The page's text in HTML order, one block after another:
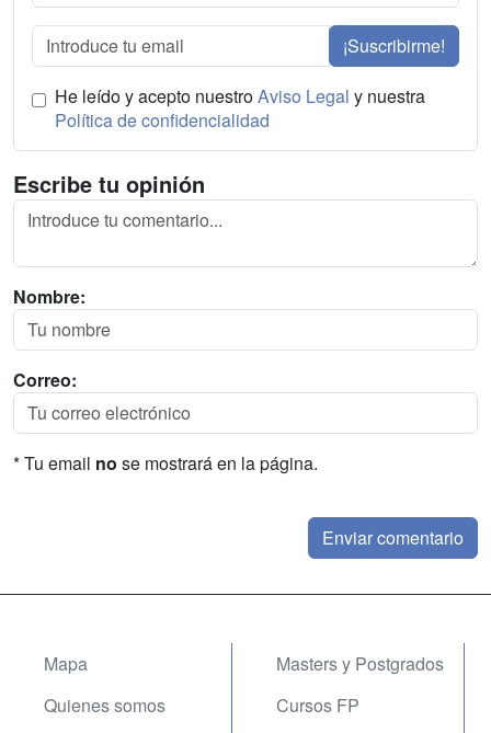
¡Suscribirme!
He leído y acepto nuestroAviso Legal y nuestra
Política de confidencialidad
Escribe tu opinión
Nombre:
Correo:
* Tu email no se mostrará en la página.
Mapa
Quienes somos
Masters y Postgrados
Cursos FP